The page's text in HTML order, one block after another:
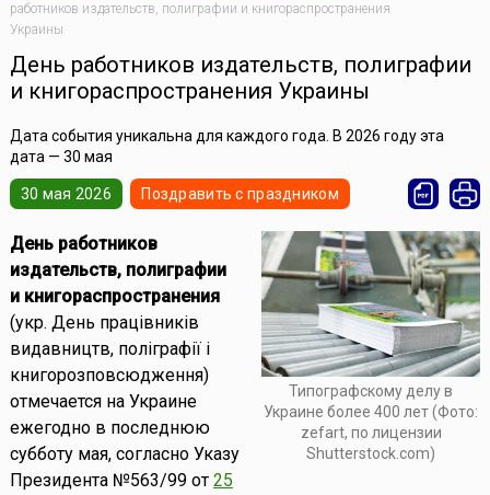
работников издательств, полиграфии и книгораспространения
Украины
День работников издательств, полиграфии
и книгораспространения Украины
Дата события уникальна для каждого года. В 2026 году эта
дата — 30 мая
30 мая 2026 Поздравить с праздником
Типографскому делу в
Украине более 400 лет (Фото:
zefart, по лицензии
Shutterstock.com)
День работников
издательств, полиграфии
и книгораспространения
(укр. День працівників
видавництв, поліграфії і
книгорозповсюдження)
отмечается на Украине
ежегодно в последнюю
субботу мая, согласно Указу
Президента №563/99 от 25